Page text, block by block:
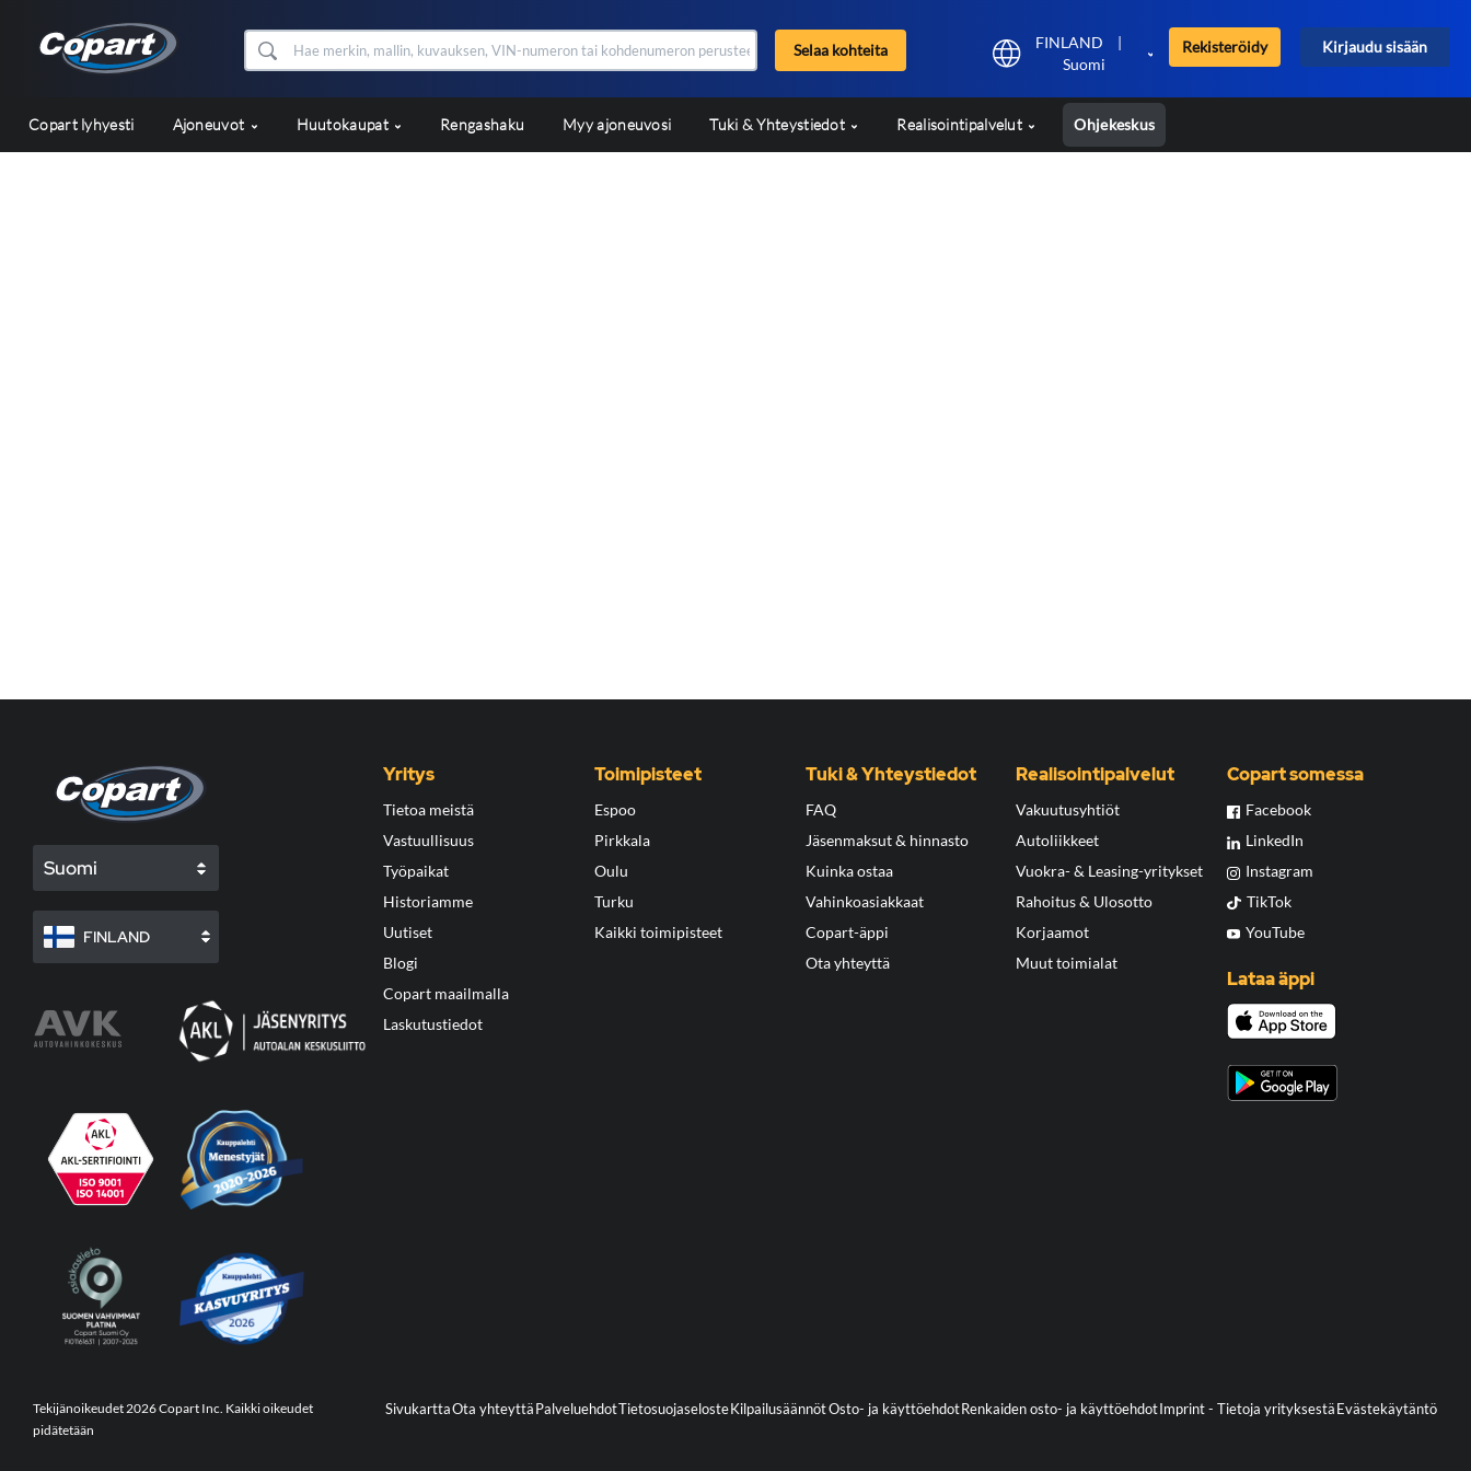
Selaa kohteita FINLAND
|
Suomi
Rekisteröidy Kirjaudu sisään
Copart lyhyesti Ajoneuvot Huutokaupat Rengashaku Myy ajoneuvosi Tuki & Yhteystiedot Realisointipalvelut Ohjekeskus
Suomi
FINLAND
Yritys
Tietoa meistä
Vastuullisuus
Työpaikat
Historiamme
Uutiset
Blogi
Copart maailmalla
Laskutustiedot
Toimipisteet
Espoo
Pirkkala
Oulu
Turku
Kaikki toimipisteet
Tuki & Yhteystiedot
FAQ
Jäsenmaksut & hinnasto
Kuinka ostaa
Vahinkoasiakkaat
Copart-äppi
Ota yhteyttä
Realisointipalvelut
Vakuutusyhtiöt
Autoliikkeet
Vuokra- & Leasing-yritykset
Rahoitus & Ulosotto
Korjaamot
Muut toimialat
Copart somessa
Facebook
LinkedIn
Instagram
TikTok
YouTube
Lataa äppi
Tekijänoikeudet 2026 Copart Inc. Kaikki oikeudet
pidätetään
SivukarttaOta yhteyttäPalveluehdotTietosuojaselosteKilpailusäännötOsto- ja käyttöehdotRenkaiden osto- ja käyttöehdotImprint - Tietoja yrityksestäEvästekäytäntö